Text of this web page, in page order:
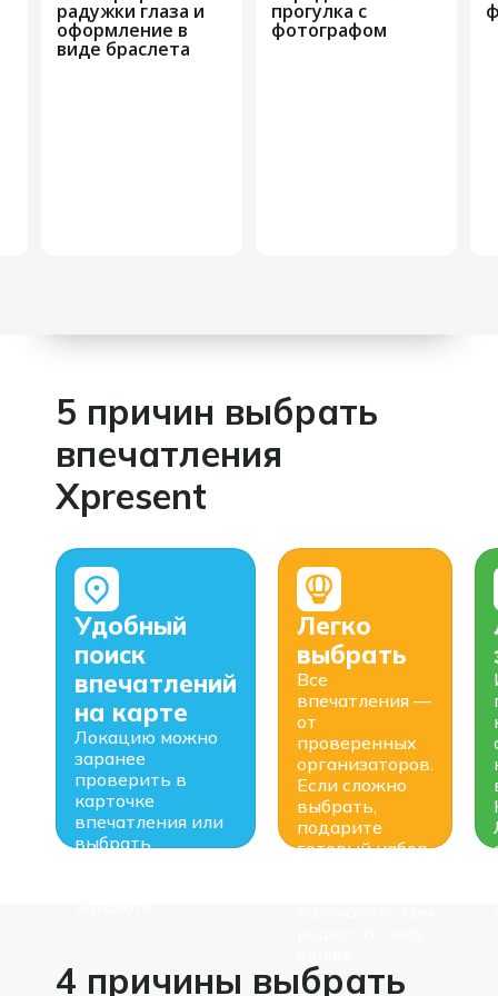
радужки глаза и
оформление в
виде браслета
прогулка с
фотографом
5 причин выбрать
впечатления
Xpresent
Удобный
поиск
впечатлений
на карте
Локацию можно
заранее
проверить в
карточке
впечатления или
выбрать
Легко
выбрать
Все
впечатления —
от
проверенных
организаторов.
Если сложно
выбрать,
подарите
готовый набор
4 причины выбрать